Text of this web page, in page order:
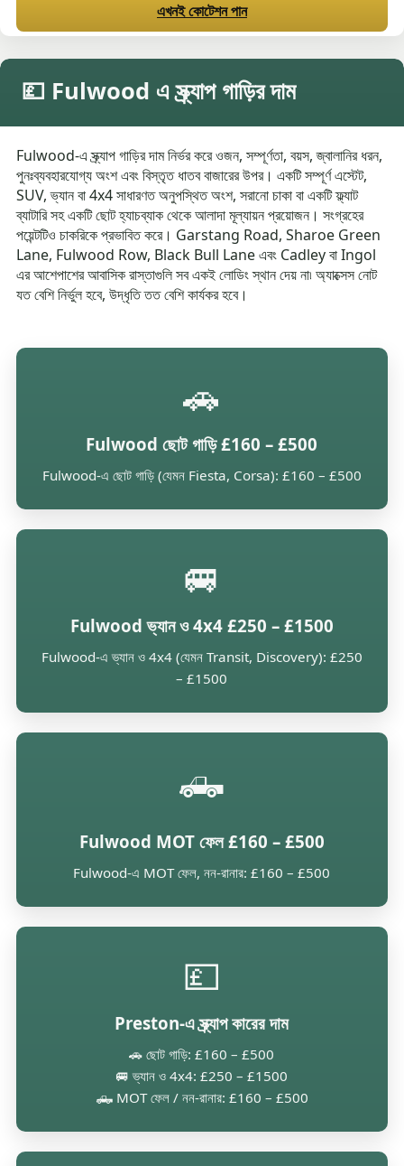
এখনই কোটেশন পান
💷 Fulwood এ স্ক্র্যাপ গাড়ির দাম
Fulwood-এ স্ক্র্যাপ গাড়ির দাম নির্ভর করে ওজন, সম্পূর্ণতা, বয়স, জ্বালানির ধরন,
পুনঃব্যবহারযোগ্য অংশ এবং বিস্তৃত ধাতব বাজারের উপর। একটি সম্পূর্ণ এস্টেট,
SUV, ভ্যান বা 4x4 সাধারণত অনুপস্থিত অংশ, সরানো চাকা বা একটি ফ্ল্যাট
ব্যাটারি সহ একটি ছোট হ্যাচব্যাক থেকে আলাদা মূল্যায়ন প্রয়োজন। সংগ্রহের
পয়েন্টটিও চাকরিকে প্রভাবিত করে। Garstang Road, Sharoe Green
Lane, Fulwood Row, Black Bull Lane এবং Cadley বা Ingol
এর আশেপাশের আবাসিক রাস্তাগুলি সব একই লোডিং স্থান দেয় না৷ অ্যাক্সেস নোট
যত বেশি নির্ভুল হবে, উদ্ধৃতি তত বেশি কার্যকর হবে।
🚗
Fulwood ছোট গাড়ি £160 – £500
Fulwood-এ ছোট গাড়ি (যেমন Fiesta, Corsa): £160 – £500
🚐
Fulwood ভ্যান ও 4x4 £250 – £1500
Fulwood-এ ভ্যান ও 4x4 (যেমন Transit, Discovery): £250
– £1500
🛻
Fulwood MOT ফেল £160 – £500
Fulwood-এ MOT ফেল, নন-রানার: £160 – £500
💷
Preston-এ স্ক্র্যাপ কারের দাম
🚗 ছোট গাড়ি: £160 – £500
🚐 ভ্যান ও 4x4: £250 – £1500
🛻 MOT ফেল / নন-রানার: £160 – £500